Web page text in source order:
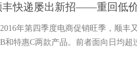
丰快递屡出新招——重回低
年第四季度电商促销旺季，顺丰
和特惠C两款产品。前者面向日均超